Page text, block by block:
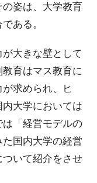
姿は、大学教育
ある。
大きな壁として
育はマス教育に
求められ、ヒ
大学においては
「経営モデルの
国内大学の経営
いて紹介をさせ